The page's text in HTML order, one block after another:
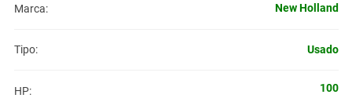
Marca: New Holland
Tipo: Usado
HP: 100